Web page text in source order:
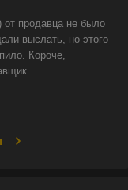
от продавца не было
выслать, но этого
Короче,